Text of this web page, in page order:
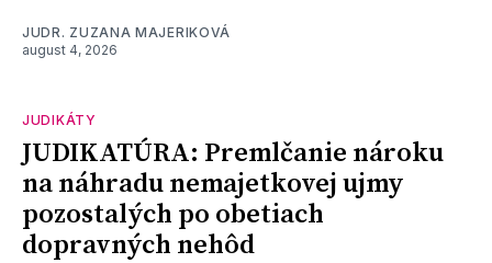
JUDR. ZUZANA MAJERIKOVÁ
august 4, 2026
JUDIKÁTY
JUDIKATÚRA: Premlčanie nároku
na náhradu nemajetkovej ujmy
pozostalých po obetiach
dopravných nehôd